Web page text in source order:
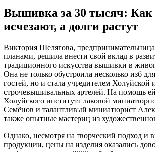
Вышивка за 30 тысяч: Как
исчезают, а долги растут
Виктория Шелягова,
планами, решила внести свой вклад в
традиционного искусства вышивки в
Она не только обустроила несколько изб
гостей, но и стала учредителем
строчевышивальных артелей. На помощь
Холуйского института лаковой
Семёнов и талантливый миниатюрист
также опытные мастериц из
Однако, несмотря на творческий подход и
продукции, цены на изделия оказались